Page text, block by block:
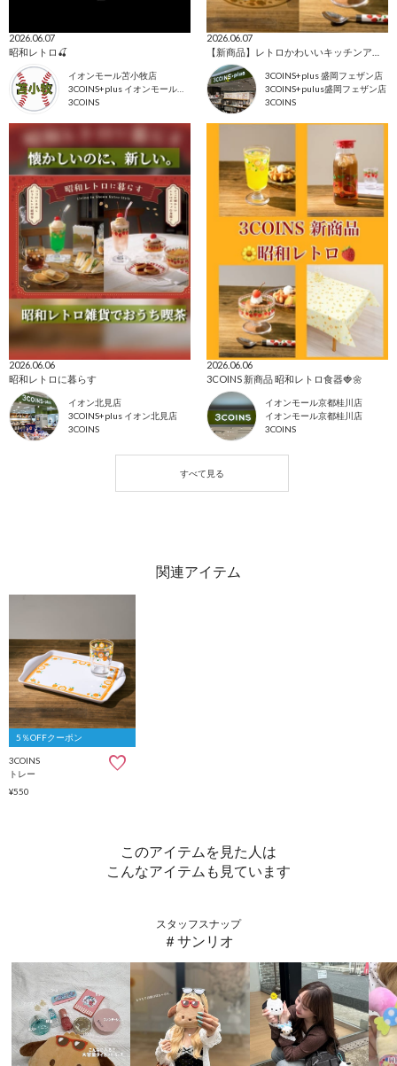
2026.06.07
昭和レトロ🍒
イオンモール苫小牧店
3COINS+plus イオンモール苫小牧店
3COINS
2026.06.07
3COINS+plus 盛岡フェザン店
3COINS+pulus盛岡フェザン店
3COINS
2026.06.06
昭和レトロに暮らす
イオン北見店
3COINS+plus イオン北見店
3COINS
2026.06.06
3COINS 新商品 昭和レトロ食器🍓🌼
イオンモール京都桂川店
イオンモール京都桂川店
3COINS
5％OFFクーポン
3COINS
トレー
¥550
このアイテムを見た人は
こんなアイテムも見ています
スタッフスナップ
＃サンリオ